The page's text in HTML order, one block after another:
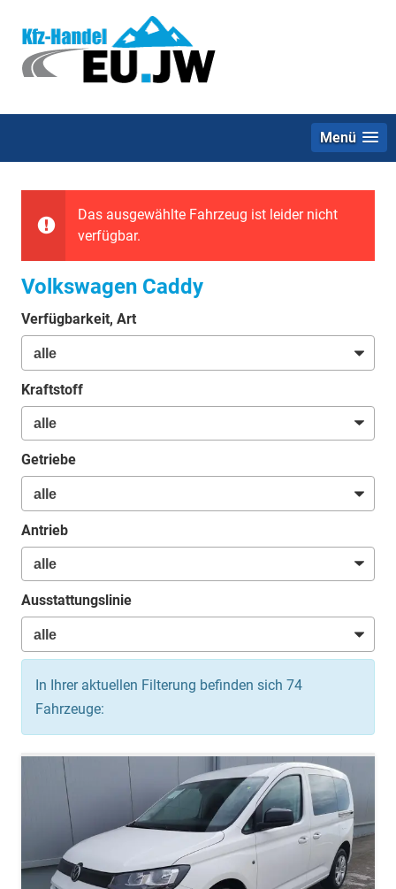
Menü
Das ausgewählte Fahrzeug ist leider nicht
verfügbar.
Volkswagen Caddy
Verfügbarkeit, Art
Kraftstoff
Getriebe
Antrieb
Ausstattungslinie
In Ihrer aktuellen Filterung befinden sich 74
Fahrzeuge: